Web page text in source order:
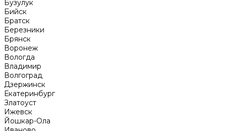
Бузулук
Бийск
Братск
Березники
Брянск
Воронеж
Вологда
Владимир
Волгоград
Дзержинск
Екатеринбург
Златоуст
Ижевск
Йошкар-Ола